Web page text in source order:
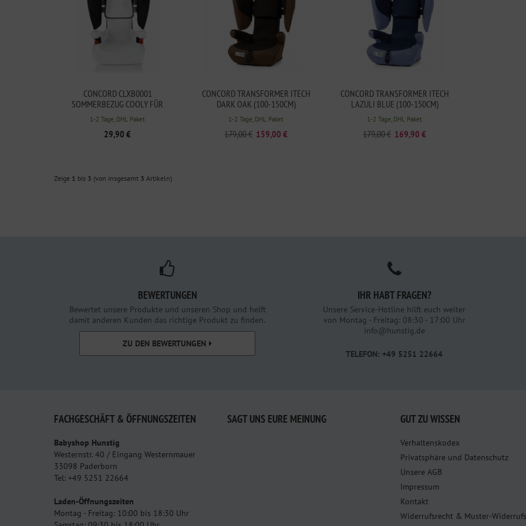
CONCORD CLXB0001
SOMMERBEZUG COOLY FÜR
TRANSFORMER X BAG+ XT +PRO+XT
PRO
1-2 Tage, DHL Paket
29,90 €
CONCORD TRANSFORMER ITECH
DARK OAK (100-150CM)
1-2 Tage, DHL Paket
179,00 € 159,00 €
CONCORD TRANSFORMER ITECH
LAZULI BLUE (100-150CM)
1-2 Tage, DHL Paket
179,00 € 169,90 €
Zeige 1 bis 3 (von insgesamt 3 Artikeln)
BEWERTUNGEN
Bewertet unsere Produkte und unseren Shop und helft
damit anderen Kunden das richtige Produkt zu finden.
ZU DEN BEWERTUNGEN
IHR HABT FRAGEN?
Unsere Service-Hotline hilft euch weiter
von Montag - Freitag: 08:30 - 17:00 Uhr
info@hunstig.de
TELEFON: +49 5251 22664
FACHGESCHÄFT & ÖFFNUNGSZEITEN
Babyshop Hunstig
Westernstr. 40 / Eingang Westernmauer
33098 Paderborn
Tel: +49 5251 22664
Laden-Öffnungszeiten
Montag - Freitag: 10:00 bis 18:30 Uhr
SAGT UNS EURE MEINUNG GUT ZU WISSEN
Verhaltenskodex
Privatsphäre und Datenschutz
Unsere AGB
Impressum
Kontakt
Widerrufsrecht & Muster-